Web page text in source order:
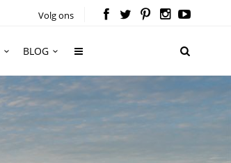
Volg ons
BLOG